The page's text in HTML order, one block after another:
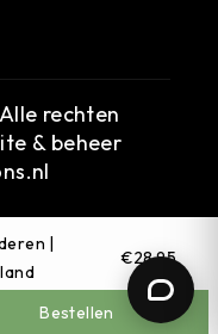
rechten
& beheer
|
€28,95
Bestellen